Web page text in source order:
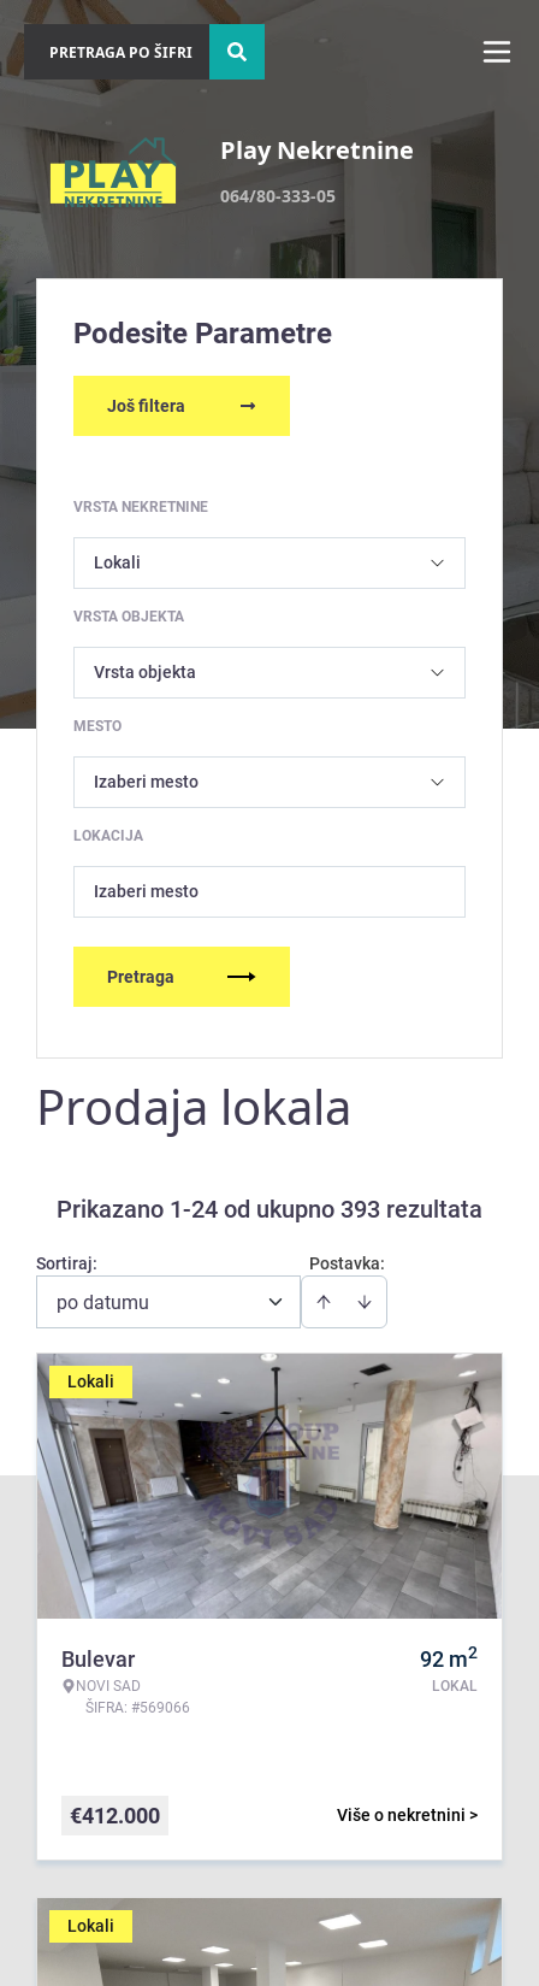
Play Nekretnine
064/80-333-05
Podesite Parametre
Još filtera
VRSTA NEKRETNINE
VRSTA OBJEKTA
MESTO
LOKACIJA
Izaberi mesto
Pretraga
Prodaja lokala
Prikazano 1-24 od ukupno 393 rezultata
Postavka:
Sortiraj:
po datumu
Lokali
Bulevar
NOVI SAD
ŠIFRA: #569066
92 m2
LOKAL
Više o nekretnini >
€412.000
Lokali